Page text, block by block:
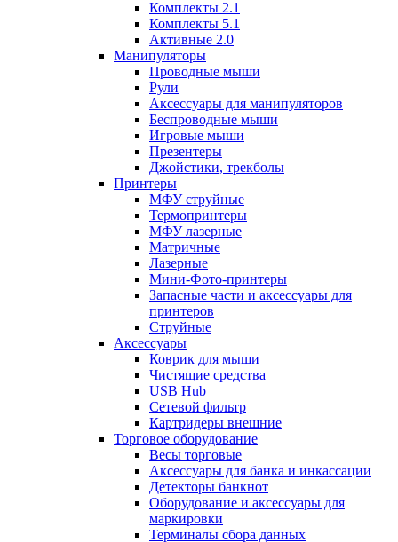
Комплекты 2.1
Комплекты 5.1
Активные 2.0
Манипуляторы
Проводные мыши
Рули
Аксессуары для манипуляторов
Беспроводные мыши
Игровые мыши
Презентеры
Джойстики, трекболы
Принтеры
МФУ струйные
Термопринтеры
МФУ лазерные
Матричные
Лазерные
Мини-Фото-принтеры
Запасные части и аксессуары для
принтеров
Струйные
Аксессуары
Коврик для мыши
Чистящие средства
USB Hub
Сетевой фильтр
Картридеры внешние
Торговое оборудование
Весы торговые
Аксессуары для банка и инкассации
Детекторы банкнот
Оборудование и аксессуары для
маркировки
Терминалы сбора данных